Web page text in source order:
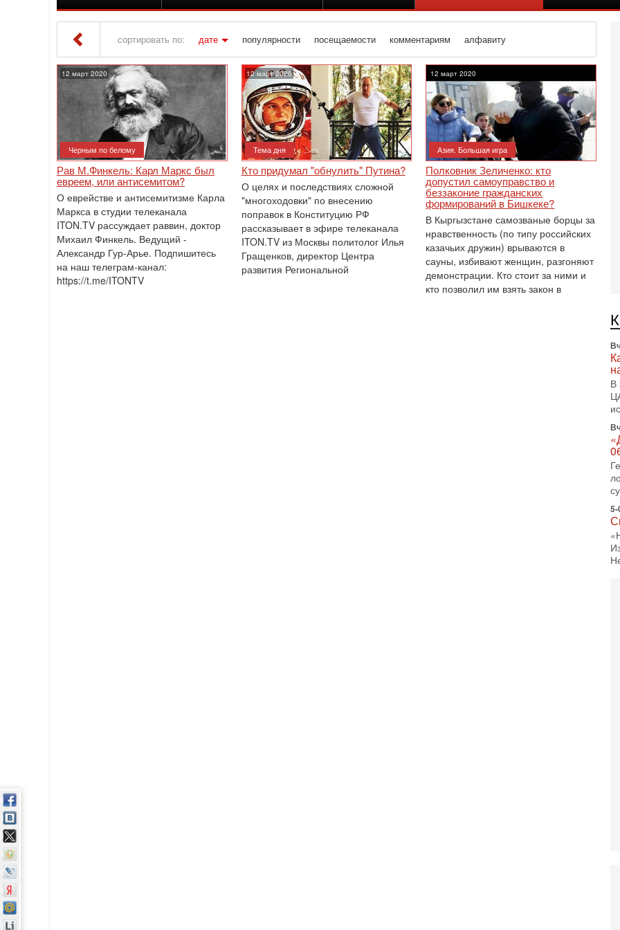
сортировать по: дате популярности посещаемости комментариям алфавиту
Iton TV» Материалы за 12.03.2020
12 март 2020
Черным по белому
Рав М.Финкель: Карл Маркс был
евреем, или антисемитом?
О еврействе и антисемитизме Карла
Маркса в студии телеканала
ITON.TV рассуждает раввин, доктор
Михаил Финкель. Ведущий -
Александр Гур-Арье. Подпишитесь
на наш телеграм-канал:
https://t.me/ITONTV
12 март 2020
Тема дня
Кто придумал "обнулить" Путина?
О целях и последствиях сложной
"многоходовки" по внесению
поправок в Конституцию РФ
рассказывает в эфире телеканала
ITON.TV из Москвы политолог Илья
Гращенков, директор Центра
развития Региональной
12 март 2020
Азия. Большая игра
Полковник Зеличенко: кто
допустил самоуправство и
беззаконие гражданских
формирований в Бишкеке?
В Кыргызстане самозваные борцы за
нравственность (по типу российских
казачьих дружин) врываются в
сауны, избивают женщин, разгоняют
демонстрации. Кто стоит за ними и
кто позволил им взять закон в
В
5-